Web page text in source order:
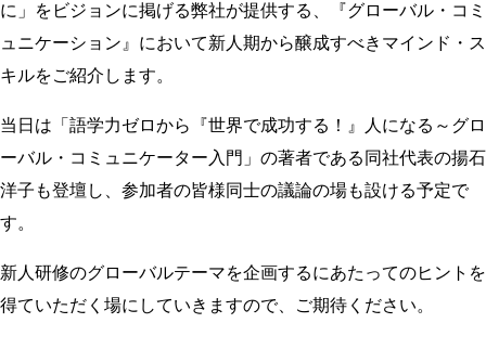
に」をビジョンに掲げる弊社が提供する、『グローバル・コミ
ュニケーション』において新人期から醸成すべきマインド・ス
キルをご紹介します。
当日は「語学力ゼロから『世界で成功する！』人になる～グロ
ーバル・コミュニケーター入門」の著者である同社代表の揚石
洋子も登壇し、参加者の皆様同士の議論の場も設ける予定で
す。
新人研修のグローバルテーマを企画するにあたってのヒントを
得ていただく場にしていきますので、ご期待ください。